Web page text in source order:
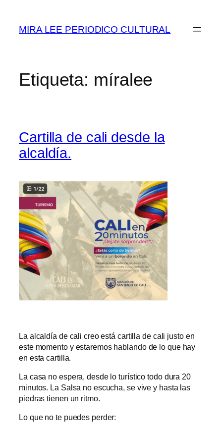
contenido
MIRA LEE PERIODICO CULTURAL
Etiqueta: míralee
Cartilla de cali desde la
alcaldía.
La alcaldía de cali creo está cartilla de cali justo en
este momento y estaremos hablando de lo que hay
en esta cartilla.
La casa no espera, desde lo turístico todo dura 20
minutos. La Salsa no escucha, se vive y hasta las
piedras tienen un ritmo.
Lo que no te puedes perder: